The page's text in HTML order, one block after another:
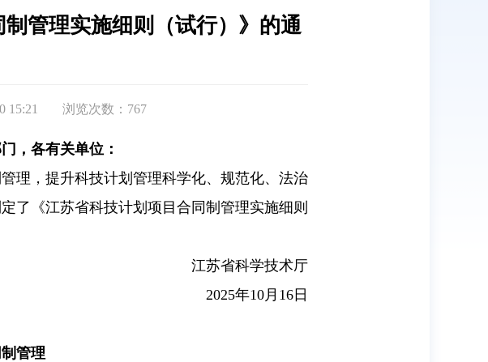
管理实施细则（试行）》的通
15:21 浏览次数： 767
，各有关单位：
理，提升科技计划管理科学化、规范化、法治
了《江苏省科技计划项目合同制管理实施细则
江苏省科学技术厅
2025年10月16日
管理